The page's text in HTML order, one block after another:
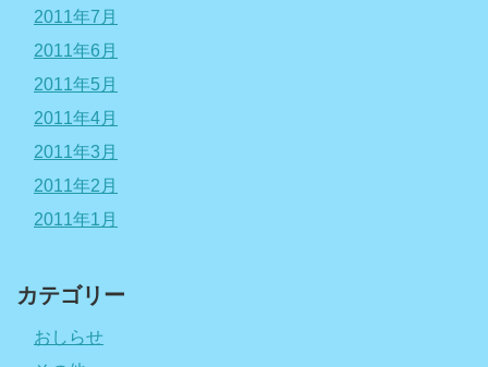
2011年7月
2011年6月
2011年5月
2011年4月
2011年3月
2011年2月
2011年1月
カテゴリー
おしらせ